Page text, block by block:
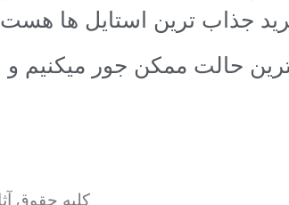
جذاب ترین استایل ها
حالت ممکن جور میکنیم
کلیه حقوق